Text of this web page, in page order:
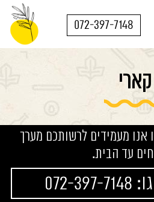
072-397-7148
קארי
אנו מעמידים לרשותכם מערך
עד הבית.